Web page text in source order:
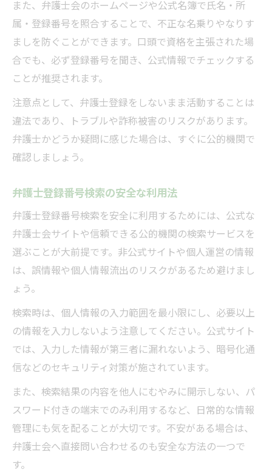
また、弁護士会のホームページや公式名簿で氏名・所
属・登録番号を照合することで、不正な名乗りやなりす
ましを防ぐことができます。口頭で資格を主張された場
合でも、必ず登録番号を聞き、公式情報でチェックする
ことが推奨されます。
注意点として、弁護士登録をしないまま活動することは
違法であり、トラブルや詐称被害のリスクがあります。
弁護士かどうか疑問に感じた場合は、すぐに公的機関で
確認しましょう。
弁護士登録番号検索の安全な利用法
弁護士登録番号検索を安全に利用するためには、公式な
弁護士会サイトや信頼できる公的機関の検索サービスを
選ぶことが大前提です。非公式サイトや個人運営の情報
は、誤情報や個人情報流出のリスクがあるため避けまし
ょう。
検索時は、個人情報の入力範囲を最小限にし、必要以上
の情報を入力しないよう注意してください。公式サイト
では、入力した情報が第三者に漏れないよう、暗号化通
信などのセキュリティ対策が施されています。
また、検索結果の内容を他人にむやみに開示しない、パ
スワード付きの端末でのみ利用するなど、日常的な情報
管理にも気を配ることが大切です。不安がある場合は、
弁護士会へ直接問い合わせるのも安全な方法の一つで
す。